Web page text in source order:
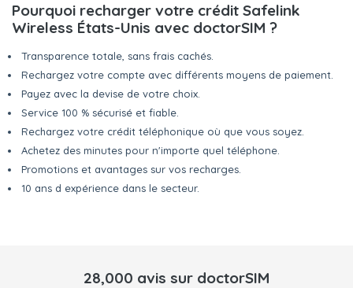
Pourquoi recharger votre crédit Safelink
Wireless États-Unis avec doctorSIM ?
Transparence totale, sans frais cachés.
Rechargez votre compte avec différents moyens de paiement.
Payez avec la devise de votre choix.
Service 100 % sécurisé et fiable.
Rechargez votre crédit téléphonique où que vous soyez.
Achetez des minutes pour n'importe quel téléphone.
Promotions et avantages sur vos recharges.
10 ans d expérience dans le secteur.
28,000 avis sur doctorSIM